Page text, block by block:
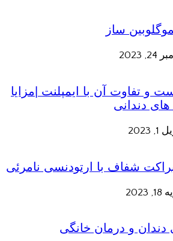
ساز
2023
و تفاوت آن با ایمپلنت |مزایا
دندانی
2023
براکت شفاف با ارتودنسی نامرئی
و درمان خانگی